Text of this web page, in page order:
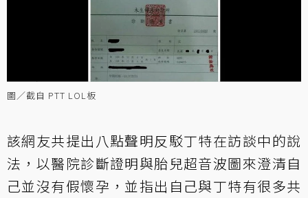
圖／截自 PTT LOL板
該網友共提出八點聲明反駁丁特在訪談中的說
法，以醫院診斷證明與胎兒超音波圖來澄清自
己並沒有假懷孕，並指出自己與丁特有很多共